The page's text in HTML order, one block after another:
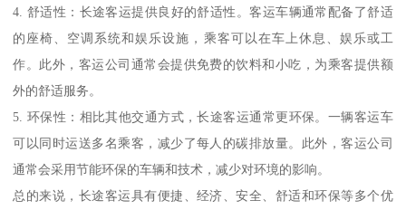
4. 舒适性：长途客运提供良好的舒适性。客运车辆通常配备了舒适
的座椅、空调系统和娱乐设施，乘客可以在车上休息、娱乐或工
作。此外，客运公司通常会提供免费的饮料和小吃，为乘客提供额
外的舒适服务。
5. 环保性：相比其他交通方式，长途客运通常更环保。一辆客运车
可以同时运送多名乘客，减少了每人的碳排放量。此外，客运公司
通常会采用节能环保的车辆和技术，减少对环境的影响。
总的来说，长途客运具有便捷、经济、安全、舒适和环保等多个优